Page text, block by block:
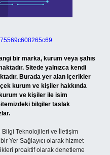
bir marka, kurum veya şahıs
Sitede yalnızca kendi
Burada yer alan içerikler
kurum ve kişiler hakkında
ve kişiler ile isim
bilgiler taslak
Bilgi Teknolojileri ve İletişim
Yer Sağlayıcı olarak hizmet
proaktif olarak denetleme